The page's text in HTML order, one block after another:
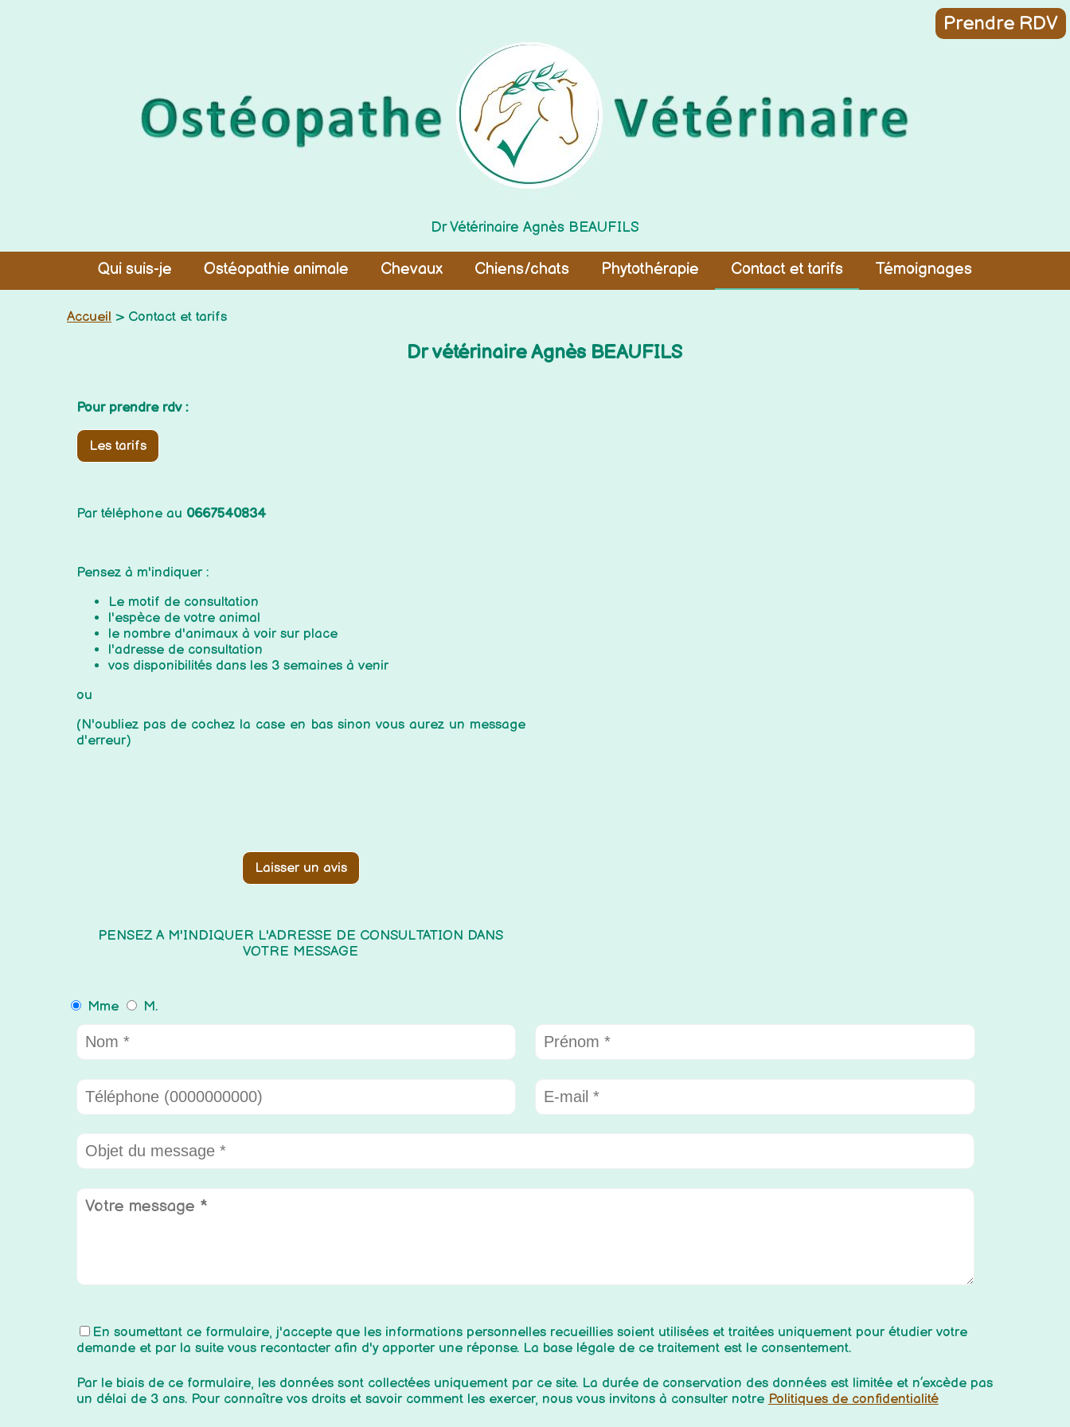
Prendre RDV
Dr Vétérinaire Agnès BEAUFILS
Qui suis-je Ostéopathie animale Chevaux Chiens/chats Phytothérapie Contact et tarifs Témoignages
Accueil > Contact et tarifs
Dr vétérinaire Agnès BEAUFILS
Pour prendre rdv :
Les tarifs
Par téléphone au 0667540834
Pensez à m'indiquer :
Le motif de consultation
l'espèce de votre animal
le nombre d'animaux à voir sur place
l'adresse de consultation
vos disponibilités dans les 3 semaines à venir
ou
(N'oubliez pas de cochez la case en bas sinon vous aurez un message
d'erreur)
Laisser un avis
PENSEZ A M'INDIQUER L'ADRESSE DE CONSULTATION DANS
VOTRE MESSAGE
Mme M.
En soumettant ce formulaire, j'accepte que les informations personnelles recueillies soient utilisées et traitées uniquement pour étudier votre
demande et par la suite vous recontacter afin d'y apporter une réponse. La base légale de ce traitement est le consentement.
Par le biais de ce formulaire, les données sont collectées uniquement par ce site. La durée de conservation des données est limitée et n’excède pas
un délai de 3 ans. Pour connaître vos droits et savoir comment les exercer, nous vous invitons à consulter notre Politiques de confidentialité